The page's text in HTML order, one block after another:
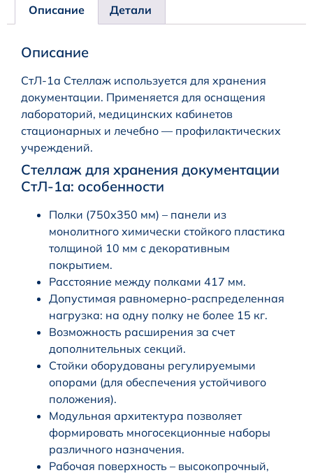
Описание Детали
Описание
СтЛ-1а Стеллаж используется для хранения
документации. Применяется для оснащения
лабораторий, медицинских кабинетов
стационарных и лечебно — профилактических
учреждений.
Стеллаж для хранения документации
СтЛ-1а: особенности
Полки (750х350 мм) – панели из
монолитного химически стойкого пластика
толщиной 10 мм с декоративным
покрытием.
Расстояние между полками 417 мм.
Допустимая равномерно-распределенная
нагрузка: на одну полку не более 15 кг.
Возможность расширения за счет
дополнительных секций.
Стойки оборудованы регулируемыми
опорами (для обеспечения устойчивого
положения).
Модульная архитектура позволяет
формировать многосекционные наборы
различного назначения.
Рабочая поверхность – высокопрочный,